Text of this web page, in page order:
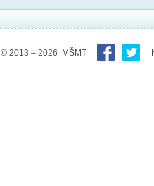
© 2013 – 2026 MŠMT